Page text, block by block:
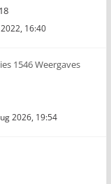
16:40
1546 Weergaves
2026, 19:54